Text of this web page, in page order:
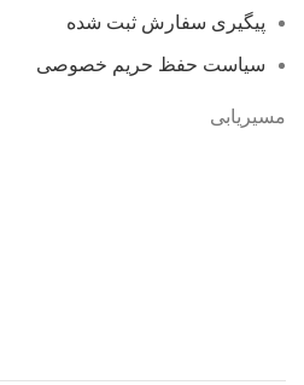
پیگیری سفارش ثبت شده
سیاست حفظ حریم خصوصی
مسیریابی